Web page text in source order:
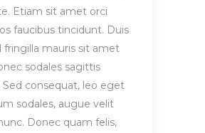
Etiam sit amet orci
faucibus tincidunt. Duis
fringilla mauris sit amet
sodales sagittis
Sed consequat, leo eget
sodales, augue velit
Donec quam felis,